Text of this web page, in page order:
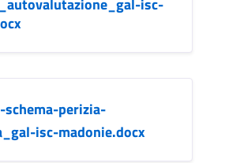
perizia-
isc-madonie.docx